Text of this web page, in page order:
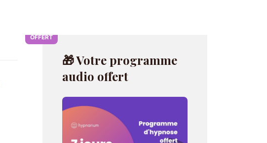
🎁 Votre programme
audio offert
OFFERT